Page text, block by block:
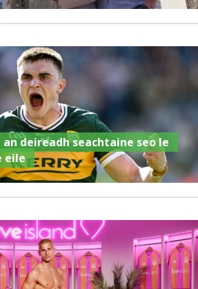
an deireadh seachtaine seo le
eile